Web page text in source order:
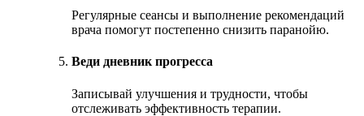
Регулярные сеансы и выполнение рекомендаций
врача помогут постепенно снизить паранойю.
Веди дневник прогресса
Записывай улучшения и трудности, чтобы
отслеживать эффективность терапии.